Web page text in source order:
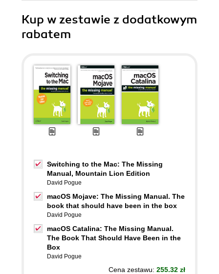
Kup w zestawie z dodatkowym
rabatem
Switching to the Mac: The Missing
Manual, Mountain Lion Edition
David Pogue
macOS Mojave: The Missing Manual. The
book that should have been in the box
David Pogue
macOS Catalina: The Missing Manual.
The Book That Should Have Been in the
Box
David Pogue
Cena zestawu: 255.32 zł